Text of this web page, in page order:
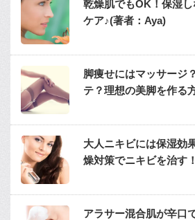
乾燥肌でもOK！保湿
ケア♪(著者：Aya)
脚痩せにはマッサージ
テ？理想の美脚を作る
大人ニキビには保湿効
燥対策でニキビを治す！
アラサー混合肌が辛口